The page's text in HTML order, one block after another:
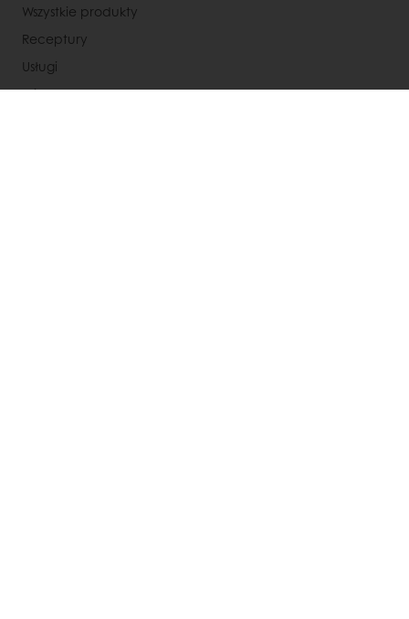
Wszystkie produkty
Receptury
Usługi
Wiedza o konsumentach